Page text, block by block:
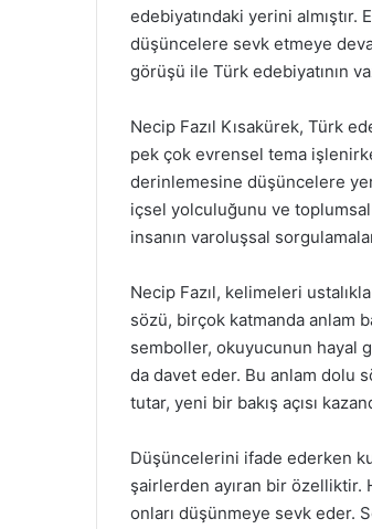
edebiyatındaki yerini
düşüncelere sevk etmeye
görüşü ile Türk edebiyatının
Necip Fazıl Kısakürek, Türk
pek çok evrensel tema
derinlemesine düşüncelere
içsel yolculuğunu ve
insanın varoluşsal
Necip Fazıl, kelimeleri
sözü, birçok katmanda anlam
semboller, okuyucunun hayal
da davet eder. Bu anlam dolu
tutar, yeni bir bakış açısı
Düşüncelerini ifade ederken
şairlerden ayıran bir
onları düşünmeye sevk eder.